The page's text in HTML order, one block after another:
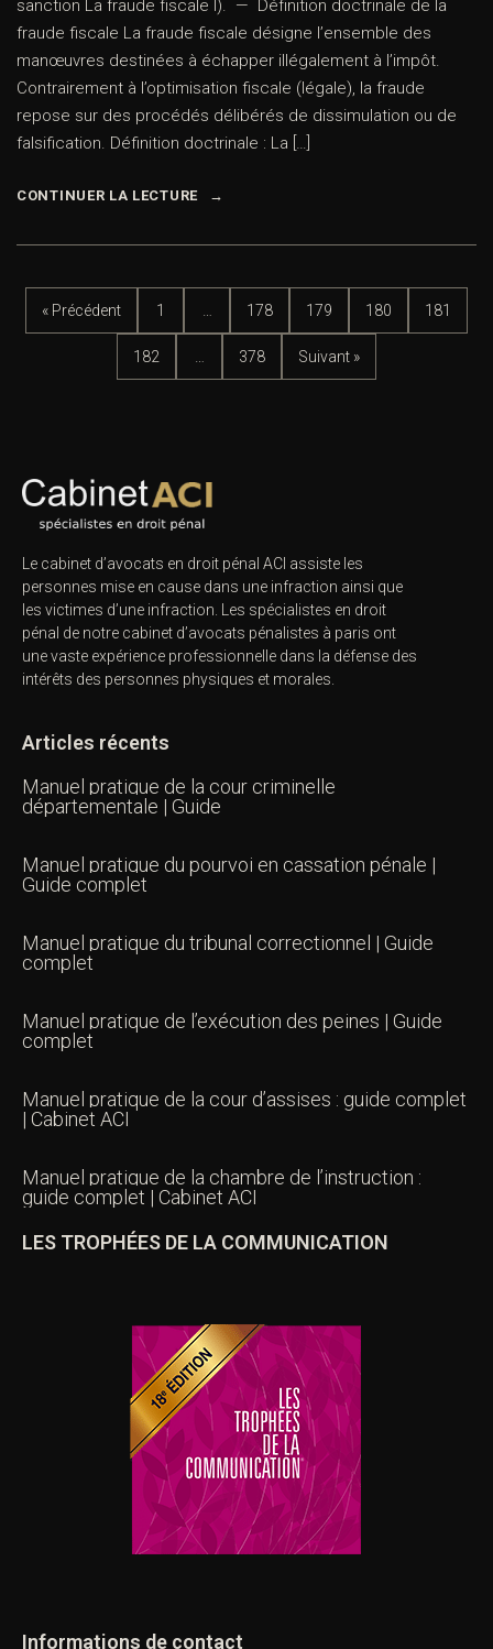
sanction La fraude fiscale I). — Définition doctrinale de la
fraude fiscale La fraude fiscale désigne l’ensemble des
manœuvres destinées à échapper illégalement à l’impôt.
Contrairement à l’optimisation fiscale (légale), la fraude
repose sur des procédés délibérés de dissimulation ou de
falsification. Définition doctrinale : La […]
CONTINUER LA LECTURE
« Précédent 1 178 179 180 181
182 378 Suivant »
Le cabinet d’avocats en droit pénal ACI assiste les
personnes mise en cause dans une infraction ainsi que
les victimes d’une infraction. Les spécialistes en droit
pénal de notre cabinet d’avocats pénalistes à paris ont
une vaste expérience professionnelle dans la défense des
intérêts des personnes physiques et morales.
Articles récents
Manuel pratique de la cour criminelle
départementale | Guide
Manuel pratique du pourvoi en cassation pénale |
Guide complet
Manuel pratique du tribunal correctionnel | Guide
complet
Manuel pratique de l’exécution des peines | Guide
complet
Manuel pratique de la cour d’assises : guide complet
| Cabinet ACI
Manuel pratique de la chambre de l’instruction :
guide complet | Cabinet ACI
LES TROPHÉES DE LA COMMUNICATION
Informations de contact